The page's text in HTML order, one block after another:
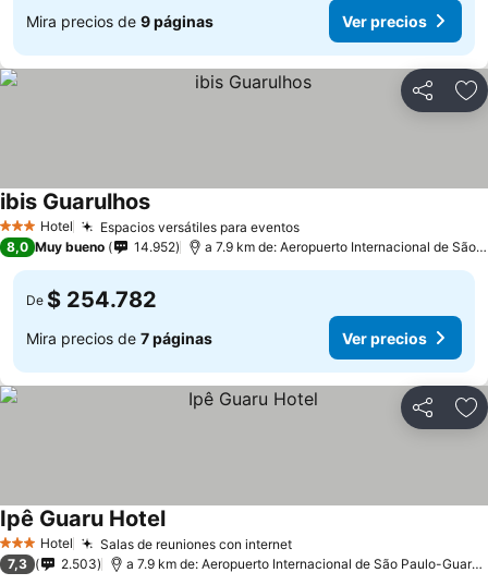
Mira precios de 9 páginas Ver precios
Compartir
3 Estrellas
Hotel Espacios versátiles para eventos
ibis Guarulhos
8,0 Muy bueno 14.952 a 7.9 km de: Aeropuerto Internacional de São Paulo-Guarulhos
De $ 254.782
Mira precios de 7 páginas Ver precios
Compartir
3 Estrellas
Hotel Salas de reuniones con internet
Ipê Guaru Hotel
7,3 2.503 a 7.9 km de: Aeropuerto Internacional de São Paulo-Guarulhos